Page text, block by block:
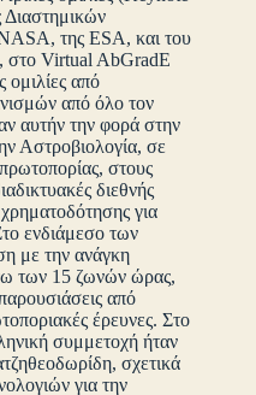
Διαστημικών
της ESA, και του
στο Virtual AbGradE
ομιλίες από
από όλο τον
αυτήν την φορά στην
Αστροβιολογία, σε
στους
διεθνής
για
ενδιάμεσο των
με την ανάγκη
των 15 ζωνών ώρας,
από
έρευνες. Στο
συμμετοχή ήταν
σχετικά
για την